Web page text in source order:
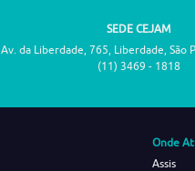
SEDE CEJAM
Av. da Liberdade, 765, Liberdade, São
(11) 3469 - 1818
Onde
Assis